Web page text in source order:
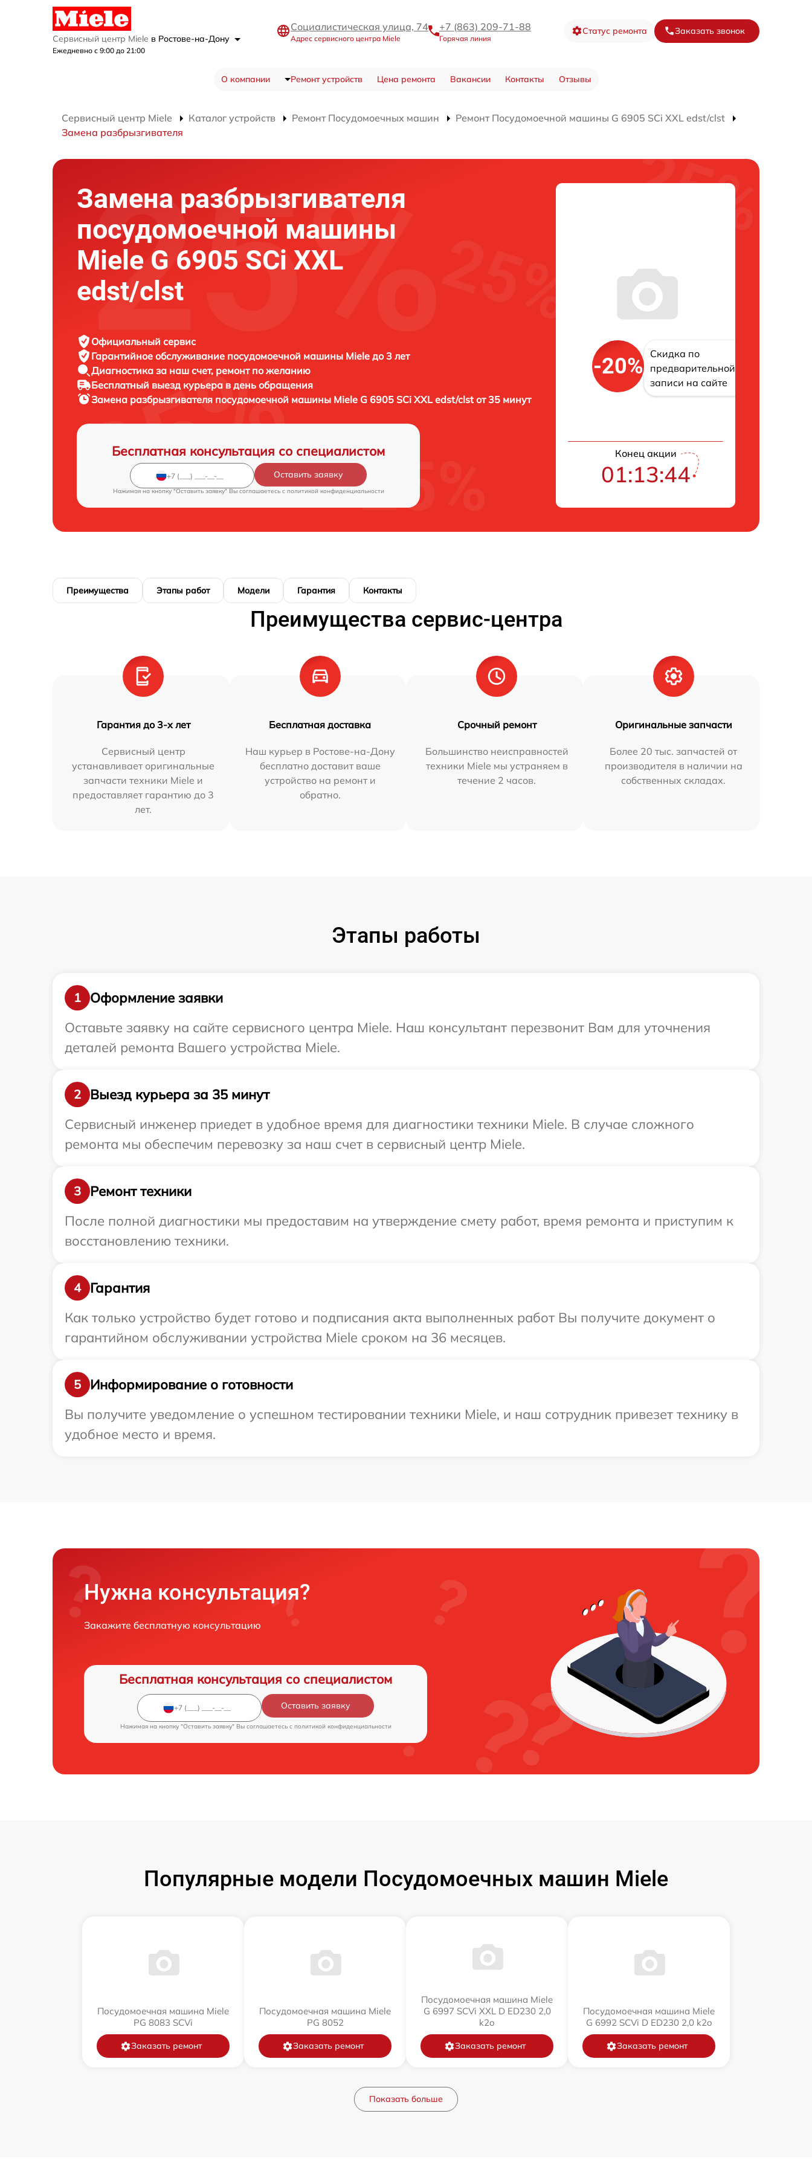
Сервисный центр Miele в Ростове-на-Дону
Ежедневно с 9:00 до 21:00
Социалистическая улица, 74
Адрес сервисного центра Miele
+7 (863) 209-71-88
Горячая линия
Статус ремонта Заказать звонок
О компании Ремонт устройств Цена ремонта Вакансии Контакты Отзывы
Сервисный центр Miele Каталог устройств Ремонт Посудомоечных машин
Ремонт Посудомоечной машины G 6905 SCi XXL edst/clst
Замена разбрызгивателя
Замена разбрызгивателя
посудомоечной машины
Miele G 6905 SCi XXL
edst/clst
Официальный сервис
Гарантийное обслуживание посудомоечной машины Miele до 3 лет
Диагностика за наш счет, ремонт по желанию
Бесплатный выезд курьера в день обращения
Замена разбрызгивателя посудомоечной машины Miele G 6905 SCi XXL edst/clst от 35 минут
Бесплатная консультация со специалистом
Оставить заявку
Нажимая на кнопку "Оставить заявку" Вы соглашаетесь c политикой конфиденциальности
-20%
Скидка по
предварительной
записи на сайте
Конец акции
01:13:43
Преимущества Этапы работ Модели Гарантия Контакты
Преимущества сервис-центра
Гарантия до 3-х лет
Сервисный центр
устанавливает оригинальные
запчасти техники Miele и
предоставляет гарантию до 3
лет.
Бесплатная доставка
Наш курьер в Ростове-на-Дону
бесплатно доставит ваше
устройство на ремонт и
обратно.
Срочный ремонт
Большинство неисправностей
техники Miele мы устраняем в
течение 2 часов.
Оригинальные запчасти
Более 20 тыс. запчастей от
производителя в наличии на
собственных складах.
Этапы работы
1
Оформление заявки
Оставьте заявку на сайте сервисного центра Miele. Наш консультант перезвонит Вам для уточнения
деталей ремонта Вашего устройства Miele.
2
Выезд курьера за 35 минут
Сервисный инженер приедет в удобное время для диагностики техники Miele. В случае сложного
ремонта мы обеспечим перевозку за наш счет в сервисный центр Miele.
3
Ремонт техники
После полной диагностики мы предоставим на утверждение смету работ, время ремонта и приступим к
восстановлению техники.
4
Гарантия
Как только устройство будет готово и подписания акта выполненных работ Вы получите документ о
гарантийном обслуживании устройства Miele сроком на 36 месяцев.
5
Информирование о готовности
Вы получите уведомление о успешном тестировании техники Miele, и наш сотрудник привезет технику в
удобное место и время.
Нужна консультация?
Закажите бесплатную консультацию
Бесплатная консультация со специалистом
Оставить заявку
Нажимая на кнопку "Оставить заявку" Вы соглашаетесь c политикой конфиденциальности
Популярные модели Посудомоечных машин Miele
Посудомоечная машина Miele
PG 8083 SCVi
Заказать ремонт
Посудомоечная машина Miele
PG 8052
Заказать ремонт
Посудомоечная машина Miele
G 6997 SCVi XXL D ED230 2,0
k2o
Заказать ремонт
Посудомоечная машина Miele
G 6992 SCVi D ED230 2,0 k2o
Заказать ремонт
Показать больше